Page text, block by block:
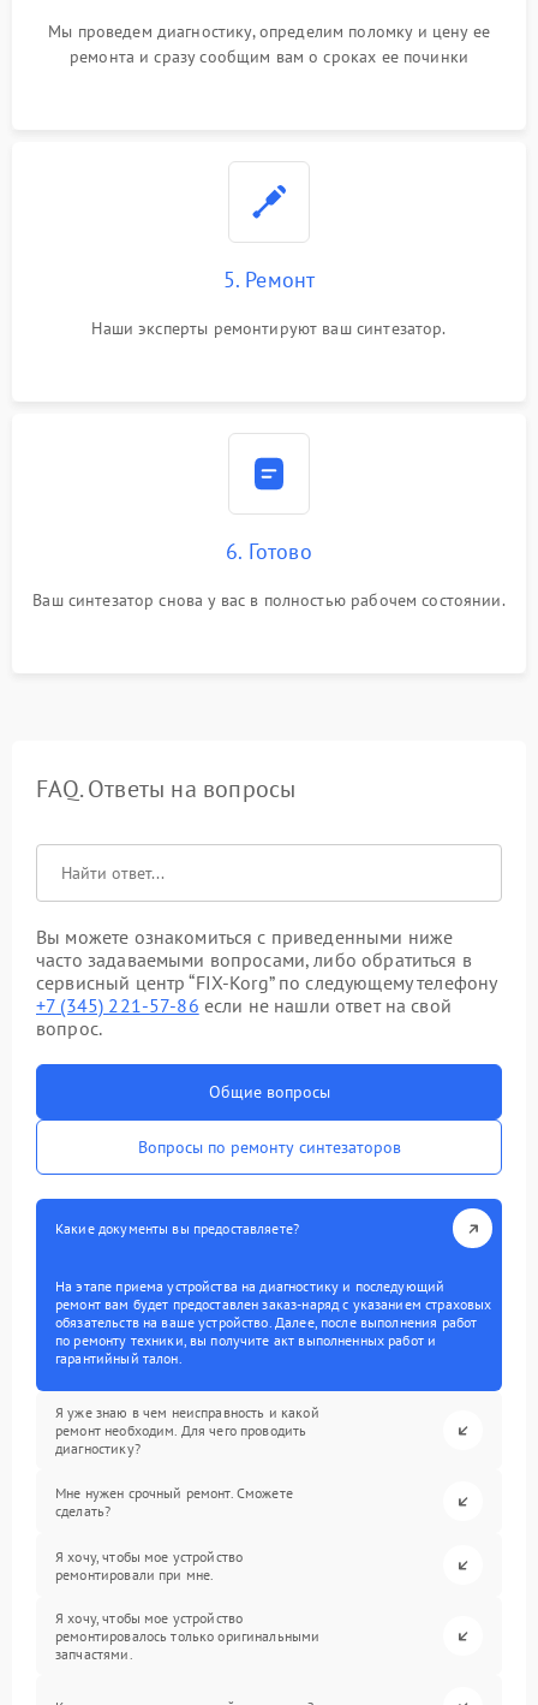
Мы проведем диагностику, определим поломку и цену ее
ремонта и сразу сообщим вам о сроках ее починки
5. Ремонт
Наши эксперты ремонтируют ваш синтезатор.
6. Готово
Ваш синтезатор снова у вас в полностью рабочем состоянии.
FAQ. Ответы на вопросы
Вы можете ознакомиться с приведенными ниже
часто задаваемыми вопросами, либо обратиться в
сервисный центр “FIX-Korg” по следующему телефону
+7 (345) 221-57-86 если не нашли ответ на свой
вопрос.
Общие вопросы
Вопросы по ремонту синтезаторов
Какие документы вы предоставляете?
На этапе приема устройства на диагностику и последующий
ремонт вам будет предоставлен заказ-наряд с указанием страховых
обязательств на ваше устройство. Далее, после выполнения работ
по ремонту техники, вы получите акт выполненных работ и
гарантийный талон.
Я уже знаю в чем неисправность и какой
ремонт необходим. Для чего проводить
диагностику?
Мне нужен срочный ремонт. Сможете
сделать?
Я хочу, чтобы мое устройство
ремонтировали при мне.
Я хочу, чтобы мое устройство
ремонтировалось только оригинальными
запчастями.